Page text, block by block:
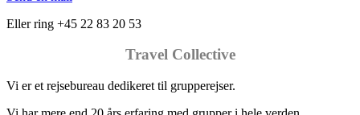
Eller ring +45 22 83 20 53
Travel Collective
Vi er et rejsebureau dedikeret til grupperejser.